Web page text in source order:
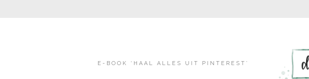
E-BOOK ‘HAAL ALLES UIT PINTEREST’